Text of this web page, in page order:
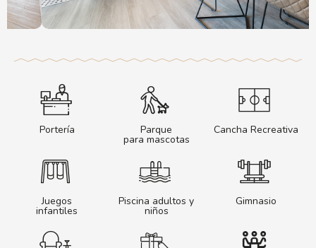
Portería Parque
para mascotas
Cancha Recreativa
Juegos
infantiles
Piscina adultos y
niños
Gimnasio